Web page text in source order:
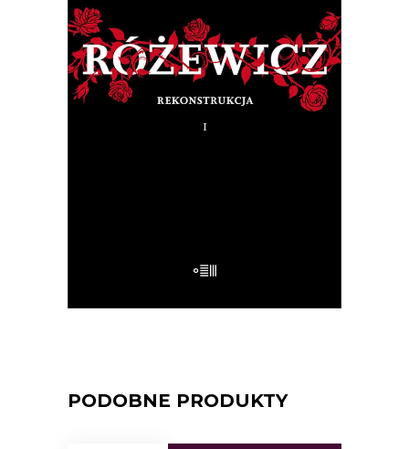
E-BOOK DO KOSZYKA
RÓŻEWICZ. REKONSTRUKCJA
(tom 1)
Na pytanie: „Kim jesteś?”, Tadeusz
Różewicz odpowiedział przed laty: „Kto
mnie uważnie czyta, ten wie”.
PODOBNE PRODUKTY